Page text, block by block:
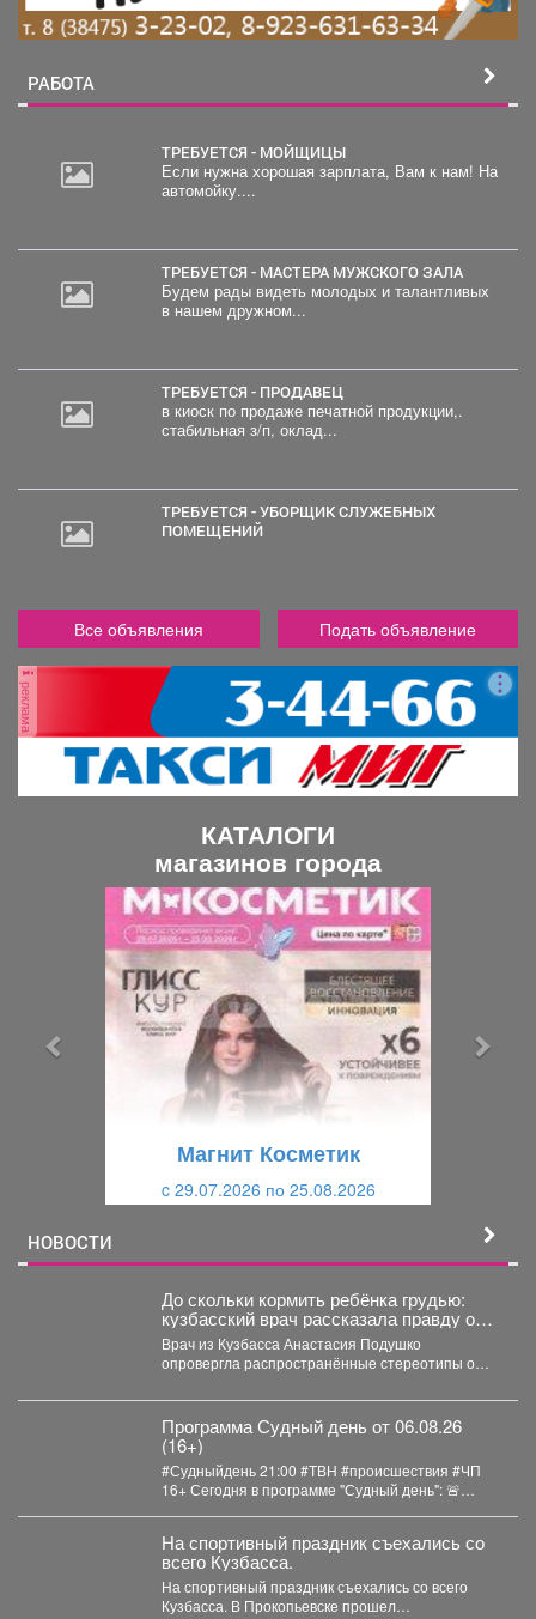
РАБОТА
ТРЕБУЕТСЯ - МОЙЩИЦЫ
Если нужна хорошая зарплата, Вам к нам! На
автомойку....
ТРЕБУЕТСЯ - МАСТЕРА МУЖСКОГО ЗАЛА
Будем рады видеть молодых и талантливых
в нашем дружном...
ТРЕБУЕТСЯ - ПРОДАВЕЦ
в киоск по продаже печатной продукции,.
стабильная з/п, оклад...
ТРЕБУЕТСЯ - УБОРЩИК СЛУЖЕБНЫХ
ПОМЕЩЕНИЙ
Все объявления Подать объявление
реклама
КАТАЛОГИ
магазинов города
Магнит Косметик
c 29.07.2026 по 25.08.2026
НОВОСТИ
До скольки кормить ребёнка грудью:
кузбасский врач рассказала правду о
лактации
Врач из Кузбасса Анастасия Подушко
опровергла распространённые стереотипы о
заведующей...
Программа Судный день от 06.08.26
(16+)
#Судныйдень 21:00 #ТВН #происшествия #ЧП
16+ Сегодня в программе "Судный день": 🚨
На спортивный праздник съехались со
всего Кузбасса.
На спортивный праздник съехались со всего
Кузбасса. В Прокопьевске прошел